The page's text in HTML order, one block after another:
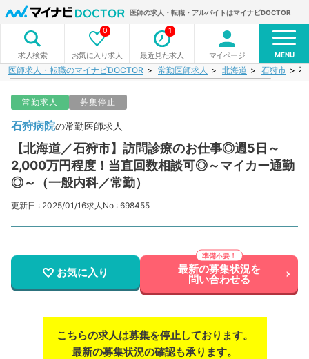
医師の求人・転職・アルバイトはマイナビDOCTOR
求人検索 お気に入り求人
0
最近見た求人
1
マイページ MENU
医師求人・転職のマイナビDOCTOR 常勤医師求人 北海道 石狩市 石
常勤求人 募集停止
石狩病院の常勤医師求人
【北海道／石狩市】訪問診療のお仕事◎週5日～
2,000万円程度！当直回数相談可◎～マイカー通勤
◎～（一般内科／常勤）
更新日 : 2025/01/16求人No : 698455
お気に入り 最新の募集状況を
問い合わせる
こちらの求人は募集を停止しております。
最新の募集状況の確認も承ります。